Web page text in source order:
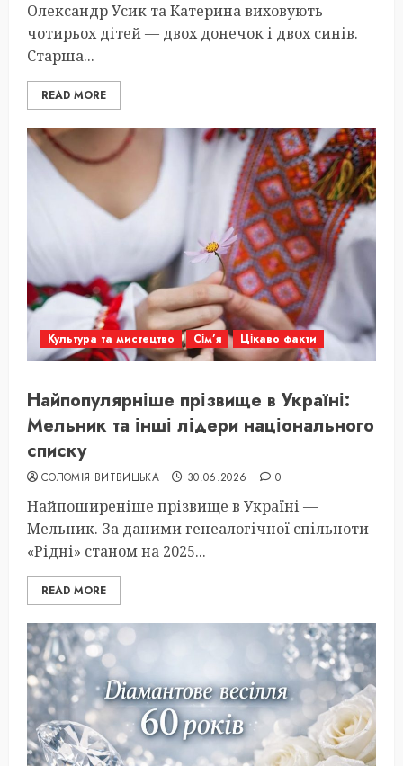
Олександр Усик та Катерина виховують
чотирьох дітей — двох донечок і двох синів.
Старша...
READ MORE
Культура та мистецтво Сім’я Цікаво факти
Найпопулярніше прізвище в Україні:
Мельник та інші лідери національного
списку
СОЛОМІЯ ВИТВИЦЬКА 30.06.2026 0
Найпоширеніше прізвище в Україні —
Мельник. За даними генеалогічної спільноти
«Рідні» станом на 2025...
READ MORE